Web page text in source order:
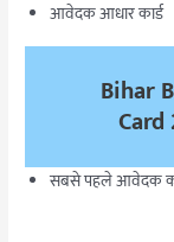
आवेदक आधार कार्ड
Bihar
Card
सबसे पहले आवेदक को